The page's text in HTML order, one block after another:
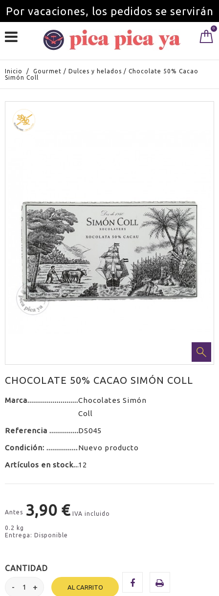
Por vacaciones, los pedidos se servirán
a partir del 1 de septiembre.
0
Inicio / Gourmet / Dulces y helados / Chocolate 50% Cacao
Simón Coll
CHOCOLATE 50% CACAO SIMÓN COLL
Marca
Chocolates Simón
Coll
Referencia DS045
Condición: Nuevo producto
Artículos en stock 12
Antes 3,90 € IVA incluido
0.2 kg
Entrega: Disponible
CANTIDAD
AL CARRITO